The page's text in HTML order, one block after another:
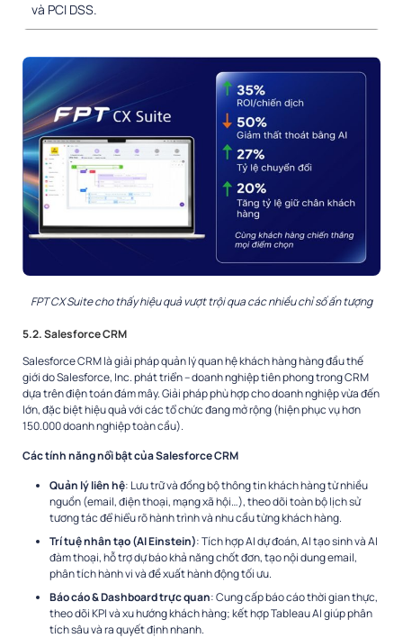
và PCI DSS.
FPT CX Suite cho thấy hiệu quả vượt trội qua các nhiều chỉ số ấn tượng
5.2. Salesforce CRM
Salesforce CRM là giải pháp quản lý quan hệ khách hàng hàng đầu thế
giới do Salesforce, Inc. phát triển – doanh nghiệp tiên phong trong CRM
dựa trên điện toán đám mây. Giải pháp phù hợp cho doanh nghiệp vừa đến
lớn, đặc biệt hiệu quả với các tổ chức đang mở rộng (hiện phục vụ hơn
150.000 doanh nghiệp toàn cầu).
Các tính năng nổi bật của Salesforce CRM
Quản lý liên hệ: Lưu trữ và đồng bộ thông tin khách hàng từ nhiều
nguồn (email, điện thoại, mạng xã hội…), theo dõi toàn bộ lịch sử
tương tác để hiểu rõ hành trình và nhu cầu từng khách hàng.
Trí tuệ nhân tạo (AI Einstein): Tích hợp AI dự đoán, AI tạo sinh và AI
đàm thoại, hỗ trợ dự báo khả năng chốt đơn, tạo nội dung email,
phân tích hành vi và đề xuất hành động tối ưu.
Báo cáo & Dashboard trực quan: Cung cấp báo cáo thời gian thực,
theo dõi KPI và xu hướng khách hàng; kết hợp Tableau AI giúp phân
tích sâu và ra quyết định nhanh.